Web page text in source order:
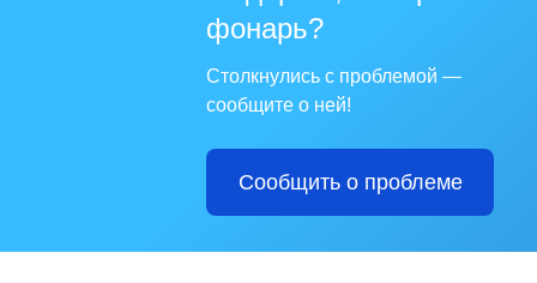
фонарь?
Столкнулись с проблемой —
сообщите о ней!
Сообщить о проблеме